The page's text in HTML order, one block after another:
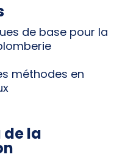
de base pour la
méthodes en
de la